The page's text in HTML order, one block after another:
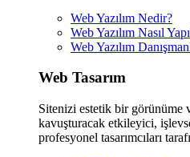
Web Yazılım Nedir?
Web Yazılım Nasıl
Web Yazılım
Web Tasarım
Sitenizi estetik bir görünüme
kavuşturacak etkileyici,
profesyonel tasarımcıları